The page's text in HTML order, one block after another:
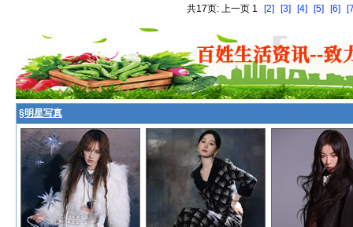
共17页: 上一页 1 [2] [3] [4] [5] [6]
§明星写真